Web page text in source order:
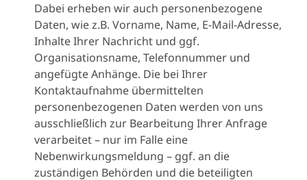
Daten, die in der
Nachricht oder im
angehängten Dokument
enthalten sind
Medizinisches Fachpersonal
und Personen, die im
Namen von Patienten
berichten:
zu
Dabei erheben wir auch personenbezogene
Daten, wie z.B. Vorname, Name, E-Mail-Adresse,
Inhalte Ihrer Nachricht und ggf.
Organisationsname, Telefonnummer und
angefügte Anhänge. Die bei Ihrer
Kontaktaufnahme übermittelten
personenbezogenen Daten werden von uns
ausschließlich zur Bearbeitung Ihrer Anfrage
verarbeitet – nur im Falle eine
Nebenwirkungsmeldung – ggf. an die
zuständigen Behörden und die beteiligten